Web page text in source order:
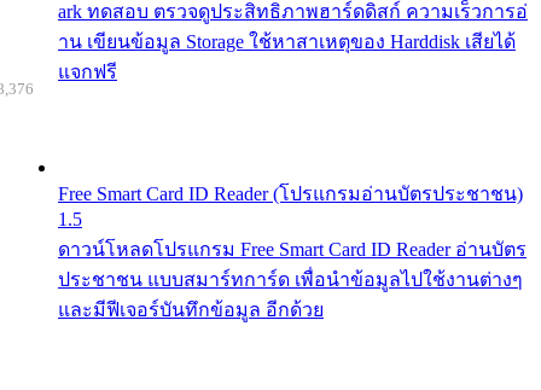
ark ทดสอบ ตรวจดูประสิทธิภาพฮาร์ดดิสก์ ความเร็วการอ่
าน เขียนข้อมูล Storage ใช้หาสาเหตุของ Harddisk เสียได้
แจกฟรี
Free Smart Card ID Reader (โปรแกรมอ่านบัตรประชาชน)
1.5
ดาวน์โหลดโปรแกรม Free Smart Card ID Reader อ่านบัตร
ประชาชน แบบสมาร์ทการ์ด เพื่อนำข้อมูลไปใช้งานต่างๆ
และมีฟีเจอร์บันทึกข้อมูล อีกด้วย